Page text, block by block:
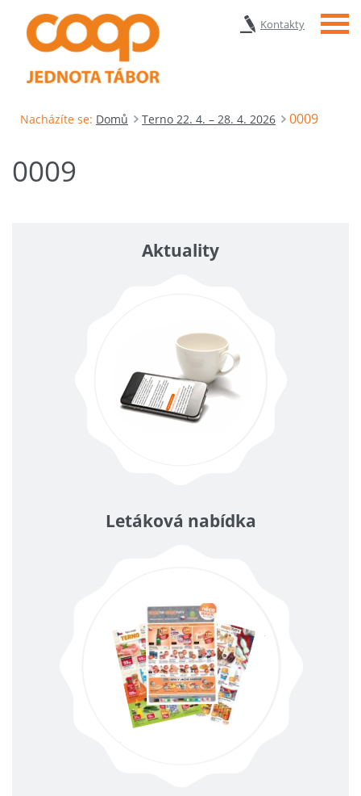
Kontakty Menu
Nacházíte se: Domů Terno 22. 4. – 28. 4. 2026 0009
0009
Aktuality
Letáková nabídka